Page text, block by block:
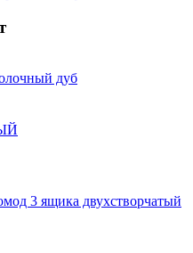
дуб
3 ящика двухстворчатый